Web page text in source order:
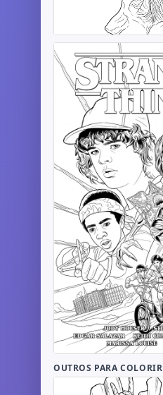
OUTROS PARA COLORIR